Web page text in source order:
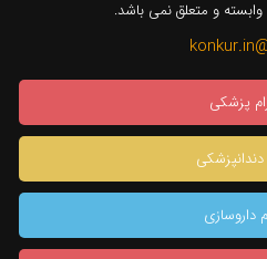
مشاوره تخصصی konkur.in
و متعلق نمی باشد.
پزشکی
دندانپزشکی
داروسازی